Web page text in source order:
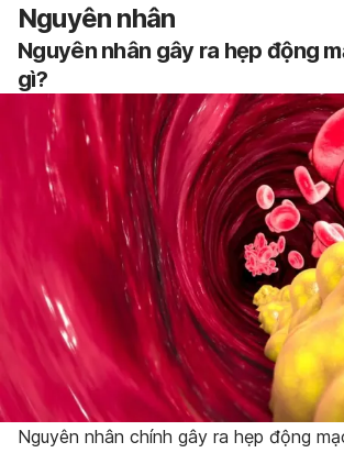
Nguyên nhân
Nguyên nhân gây ra hẹp động
gì?
Nguyên nhân chính gây ra hẹp động